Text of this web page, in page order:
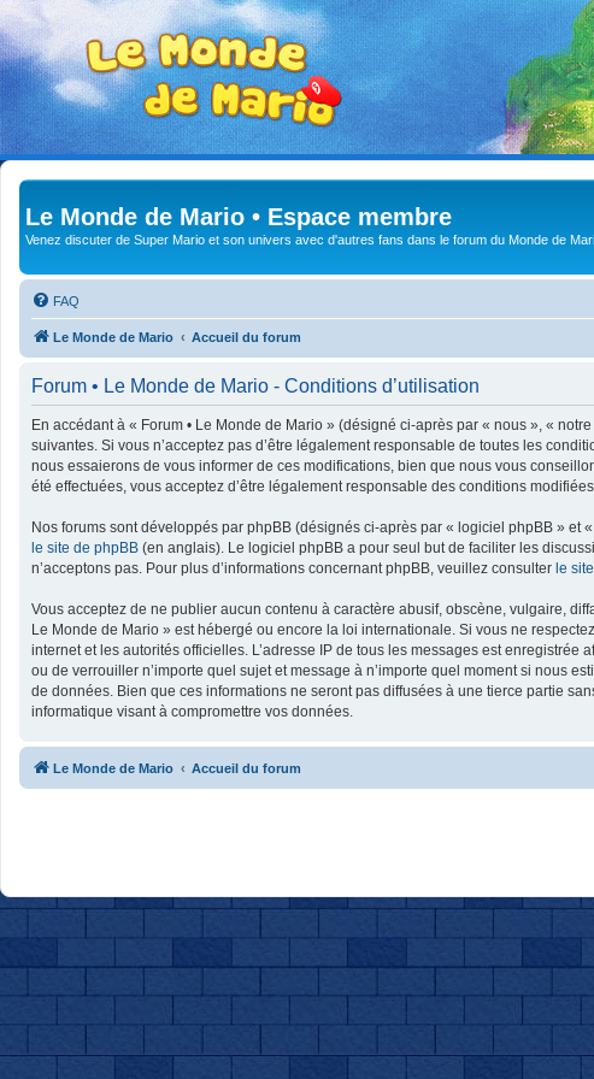
Le Monde de Mario • Espace membre
Venez discuter de Super Mario et son univers avec d'autres fans dans le forum du Monde de
FAQ
Le Monde de Mario Accueil du forum
Forum • Le Monde de Mario - Conditions d’utilisation
En accédant à « Forum • Le Monde de Mario » (désigné ci-après par « nous », «
suivantes. Si vous n’acceptez pas d’être légalement responsable de toutes les
nous essaierons de vous informer de ces modifications, bien que nous vous
été effectuées, vous acceptez d’être légalement responsable des conditions
Nos forums sont développés par phpBB (désignés ci-après par « logiciel phpBB »
le site de phpBB (en anglais). Le logiciel phpBB a pour seul but de faciliter les
n’acceptons pas. Pour plus d’informations concernant phpBB, veuillez consulter le
Vous acceptez de ne publier aucun contenu à caractère abusif, obscène, vulgaire,
Le Monde de Mario » est hébergé ou encore la loi internationale. Si vous ne
internet et les autorités officielles. L’adresse IP de tous les messages est
ou de verrouiller n’importe quel sujet et message à n’importe quel moment si nous
de données. Bien que ces informations ne seront pas diffusées à une tierce partie
informatique visant à compromettre vos données.
Le Monde de Mario Accueil du forum